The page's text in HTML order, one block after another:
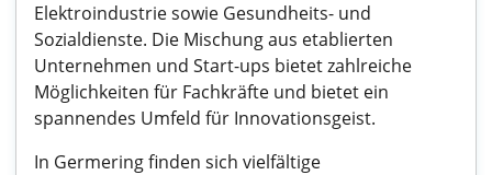
Elektroindustrie sowie Gesundheits- und
Sozialdienste. Die Mischung aus etablierten
Unternehmen und Start-ups bietet zahlreiche
Möglichkeiten für Fachkräfte und bietet ein
spannendes Umfeld für Innovationsgeist.
In Germering finden sich vielfältige